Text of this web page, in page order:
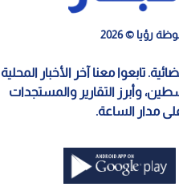
رؤيا © 2026
تابعوا معنا آخر الأخبار المحلية
وأبرز التقارير والمستجدات
مدار الساعة.